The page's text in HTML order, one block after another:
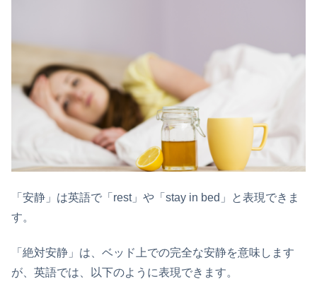
「安静」は英語で「rest」や「stay in bed」と表現できま
す。
「絶対安静」は、ベッド上での完全な安静を意味します
が、英語では、以下のように表現できます。